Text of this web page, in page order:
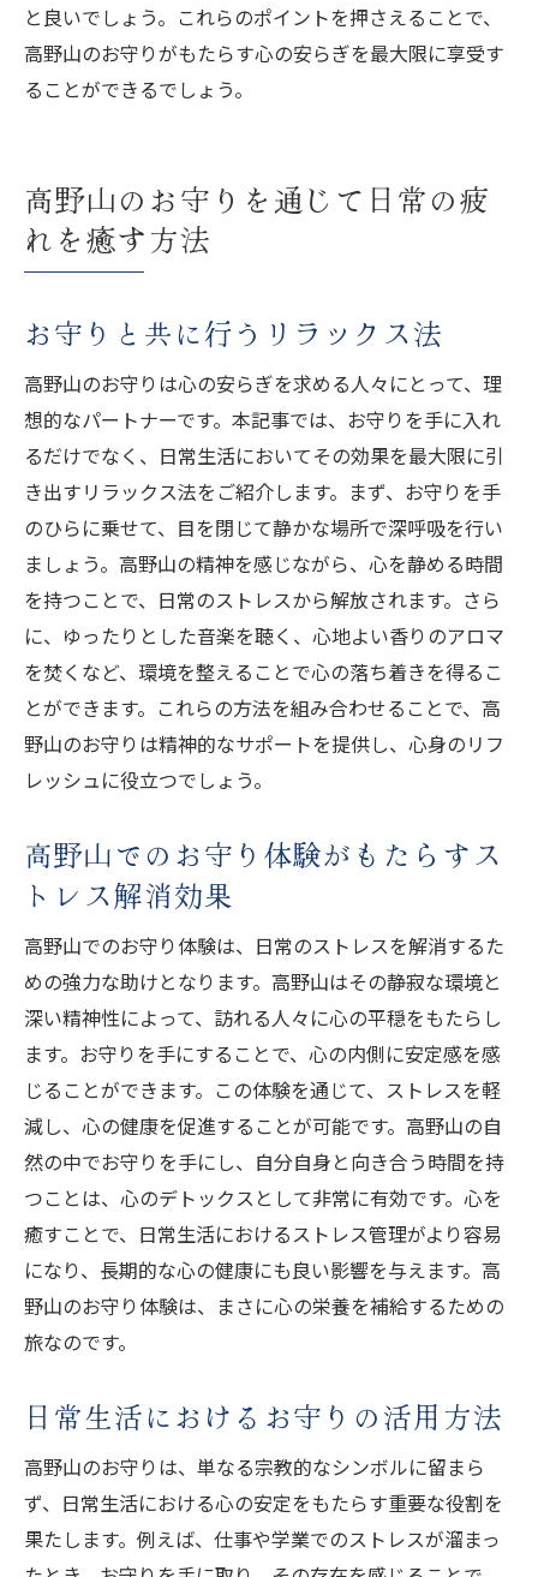
と良いでしょう。これらのポイントを押さえることで、
高野山のお守りがもたらす心の安らぎを最大限に享受す
ることができるでしょう。
高野山のお守りを通じて日常の疲
れを癒す方法
お守りと共に行うリラックス法
高野山のお守りは心の安らぎを求める人々にとって、理
想的なパートナーです。本記事では、お守りを手に入れ
るだけでなく、日常生活においてその効果を最大限に引
き出すリラックス法をご紹介します。まず、お守りを手
のひらに乗せて、目を閉じて静かな場所で深呼吸を行い
ましょう。高野山の精神を感じながら、心を静める時間
を持つことで、日常のストレスから解放されます。さら
に、ゆったりとした音楽を聴く、心地よい香りのアロマ
を焚くなど、環境を整えることで心の落ち着きを得るこ
とができます。これらの方法を組み合わせることで、高
野山のお守りは精神的なサポートを提供し、心身のリフ
レッシュに役立つでしょう。
高野山でのお守り体験がもたらすス
トレス解消効果
高野山でのお守り体験は、日常のストレスを解消するた
めの強力な助けとなります。高野山はその静寂な環境と
深い精神性によって、訪れる人々に心の平穏をもたらし
ます。お守りを手にすることで、心の内側に安定感を感
じることができます。この体験を通じて、ストレスを軽
減し、心の健康を促進することが可能です。高野山の自
然の中でお守りを手にし、自分自身と向き合う時間を持
つことは、心のデトックスとして非常に有効です。心を
癒すことで、日常生活におけるストレス管理がより容易
になり、長期的な心の健康にも良い影響を与えます。高
野山のお守り体験は、まさに心の栄養を補給するための
旅なのです。
日常生活におけるお守りの活用方法
高野山のお守りは、単なる宗教的なシンボルに留まら
ず、日常生活における心の安定をもたらす重要な役割を
果たします。例えば、仕事や学業でのストレスが溜まっ